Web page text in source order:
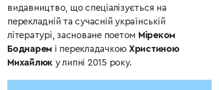
видавництво, що спеціалізується на
перекладній та сучасній українській
літературі, засноване поетом Міреком
Боднарем і перекладачкою Христиною
Михайлюк у липні 2015 року.